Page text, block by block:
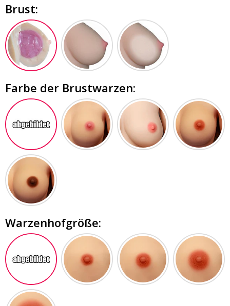
Brust:
Farbe der Brustwarzen:
Warzenhofgröße: